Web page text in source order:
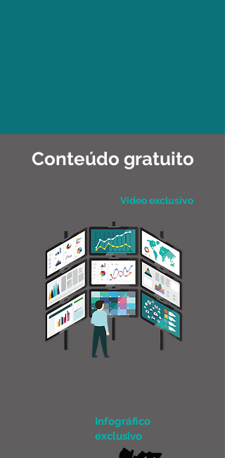
Conteúdo gratuito
Vídeo exclusivo
Infográfico
exclusivo